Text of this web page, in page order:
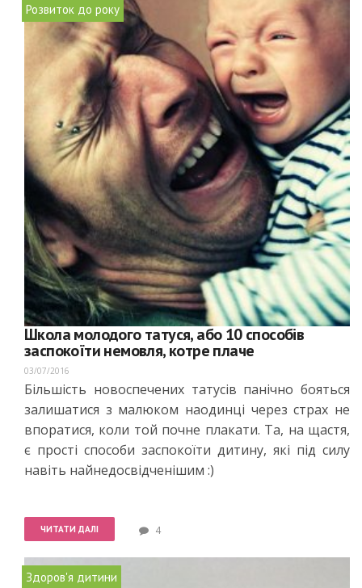
Розвиток до року
Школа молодого татуся, або 10 способів
заспокоїти немовля, котре плаче
03/07/2016
Більшість новоспечених татусів панічно бояться
залишатися з малюком наодинці через страх не
впоратися, коли той почне плакати. Та, на щастя,
є прості способи заспокоїти дитину, які під силу
навіть найнедосвідченішим :)
ЧИТАТИ ДАЛІ 4
Здоров'я дитини